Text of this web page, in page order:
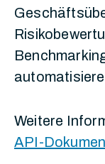
Weitere
API-